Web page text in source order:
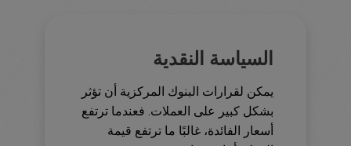
السياسة النقدية
يمكن لقرارات البنوك المركزية أن تؤثر
بشكل كبير على العملات. فعندما ترتفع
أسعار الفائدة، غالبًا ما ترتفع قيمة